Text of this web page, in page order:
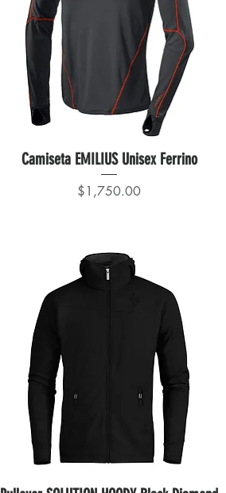
Camiseta EMILIUS Unisex Ferrino
Precio
$1,750.00